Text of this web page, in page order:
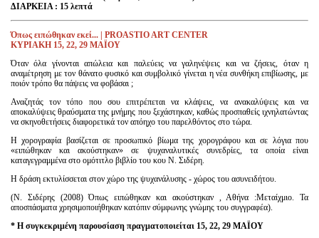
ΔΙΑΡΚΕΙΑ : 15 λεπτά
Όπως ειπώθηκαν εκεί... | PROASTIO ART CENTER
KΥΡΙΑΚΗ 15, 22, 29 ΜΑΪΟΥ
Όταν όλα γίνονται απώλεια και παλεύεις να γαληνέψεις και να ζήσεις, όταν η
αναμέτρηση με τον θάνατο φυσικό και συμβολικό γίνεται η νέα συνθήκη επιβίωσης, με
ποιόν τρόπο θα πάψεις να φοβάσαι ;
Αναζητάς τον τόπο που σου επιτρέπεται να κλάψεις, να ανακαλύψεις και να
αποκαλύψεις θραύσματα της μνήμης που ξεχάστηκαν, καθώς προσπαθείς ιχνηλατώντας
να σκηνοθετήσεις διαφορετικά τον απόηχο του παρελθόντος στο τώρα.
Η χορογραφία βασίζεται σε προσωπικό βίωμα της χορογράφου και σε λόγια που
«ειπώθηκαν και ακούστηκαν» σε ψυχαναλυτικές συνεδρίες, τα οποία είναι
καταγεγραμμένα στο ομότιτλο βιβλίο του κου Ν. Σιδέρη.
Η δράση εκτυλίσσεται στον χώρο της ψυχανάλυσης - χώρος του ασυνειδήτου.
(Ν. Σιδέρης (2008) Όπως ειπώθηκαν και ακούστηκαν , Αθήνα :Μεταίχμιο. Τα
αποσπάσματα χρησιμοποιήθηκαν κατόπιν σύμφωνης γνώμης του συγγραφέα).
* Η συγκεκριμένη παρουσίαση πραγματοποιείται 15, 22, 29 ΜΑΪΟΥ